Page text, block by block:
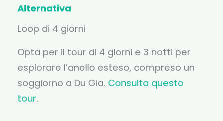
Alternativa
Loop di 4 giorni
Opta per il tour di 4 giorni e 3 notti per
esplorare l’anello esteso, compreso un
soggiorno a Du Gia. Consulta questo
tour.